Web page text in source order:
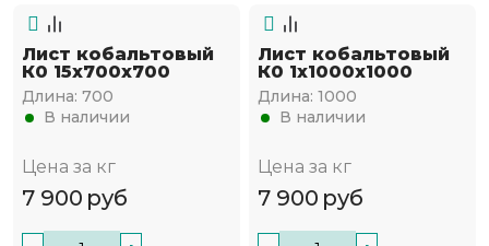
Лист кобальтовый
К0 15x700x700
Длина: 700
В наличии
Цена за кг
7 900 руб
Лист кобальтовый
К0 1x1000x1000
Длина: 1000
В наличии
Цена за кг
7 900 руб